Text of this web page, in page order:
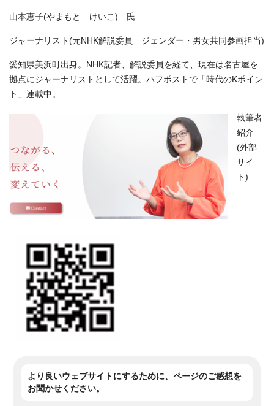
山本恵子(やまもと けいこ) 氏
ジャーナリスト(元NHK解説委員 ジェンダー・男女共同参画担当)
愛知県美浜町出身。NHK記者、解説委員を経て、現在は名古屋を
拠点にジャーナリストとして活躍。ハフポストで「時代のKポイン
ト」連載中。
執筆者
紹介
(外部
サイ
ト)
より良いウェブサイトにするために、ページのご感想を
お聞かせください。